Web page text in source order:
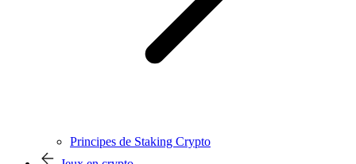
Principes de Staking Crypto